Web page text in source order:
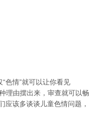
“色情”就可以让你看见
理由摆出来，审查就可以畅
应该多谈谈儿童色情问题，